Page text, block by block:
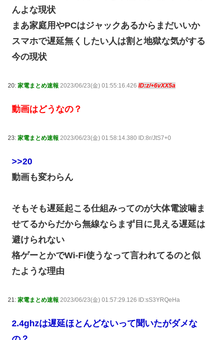
んよな現状
まあ家庭用やPCはジャックあるからまだいいか
スマホで遅延無くしたい人は割と地獄な気がする
今の現状
20: 家電まとめ速報 2023/06/23(金) 01:55:16.426 ID:z/+6vXX5a
動画はどうなの？
23: 家電まとめ速報 2023/06/23(金) 01:58:14.380 ID:8r/JtS7+0
>>20
動画も変わらん
そもそも遅延起こる仕組みってのが大体電波噛ま
せてるからだから無線ならまず目に見える遅延は
避けられない
格ゲーとかでWi-Fi使うなって言われてるのと似
たような理由
21: 家電まとめ速報 2023/06/23(金) 01:57:29.126 ID:sS3YRQeHa
2.4ghzは遅延ほとんどないって聞いたがダメな